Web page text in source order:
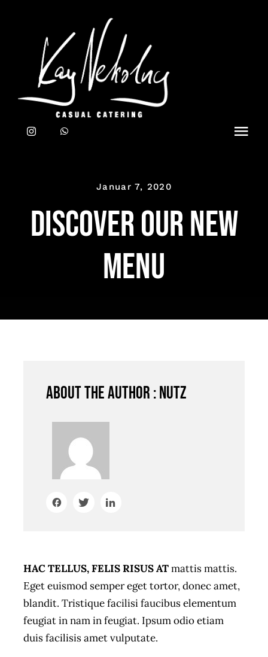
TEAM
Januar 7, 2020
Discover our new
menu
About the author : nutz
HAC TELLUS, FELIS RISUS ATmattis mattis.
Eget euismod semper eget tortor, donec amet,
blandit. Tristique facilisi faucibus elementum
feugiat in nam in feugiat. Ipsum odio etiam
duis facilisis amet vulputate.